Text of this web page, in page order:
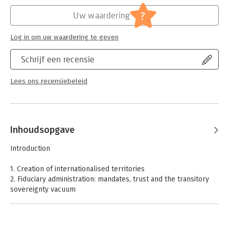
Recht algemeen - Buitenlands recht -
Schrijf een recensie
Lees ons recensiebeleid
Uw waardering ?
Log in om uw waardering te geven
Inhoudsopgave
Introduction
1. Creation of internationalised territories
2. Fiduciary administration: mandates, trust and the transitory
sovereignty vacuum